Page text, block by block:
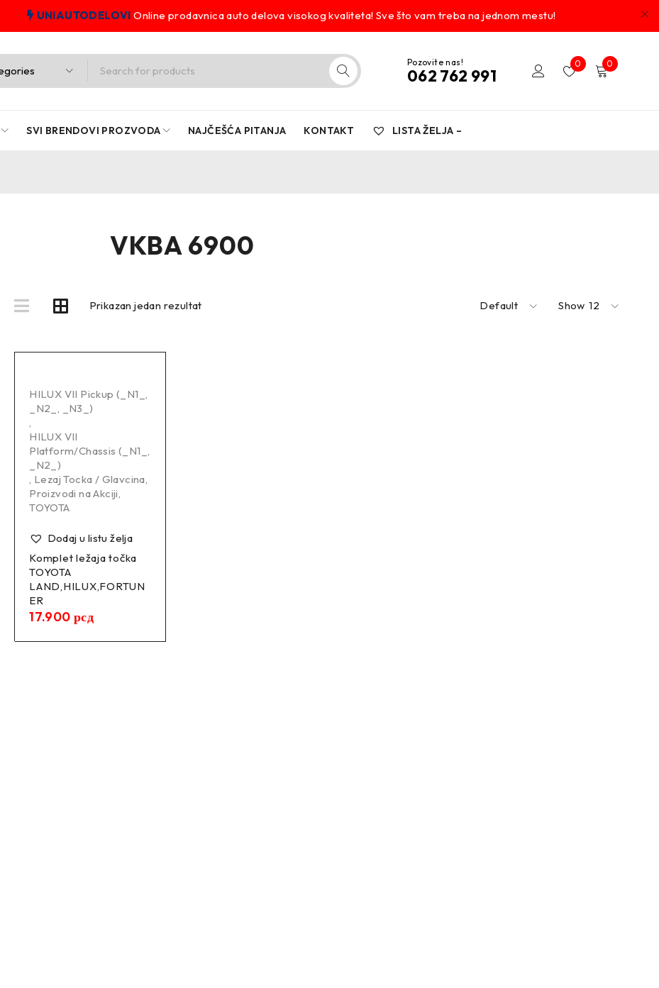
UNIAUTODELOVI Online prodavnica auto delova visokog kvaliteta! Sve što vam treba na jednom mestu!
Pozovite nas!
062 762 991
0 0
SVI BRENDOVI PROZVODA NAJČEŠĆA PITANJA KONTAKT LISTA ŽELJA –
VKBA 6900
Prikazan jedan rezultat Default Show 12
HILUX VII Pickup (_N1_,
_N2_, _N3_)
,
HILUX VII
Platform/Chassis (_N1_,
_N2_)
, Lezaj Tocka / Glavcina,
Proizvodi na Akciji,
TOYOTA
Dodaj u listu želja
Komplet ležaja točka
TOYOTA
LAND,HILUX,FORTUN
ER
17.900 рсд